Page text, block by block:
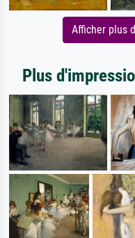
Afficher plus
Plus